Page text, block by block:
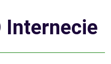
Internecie